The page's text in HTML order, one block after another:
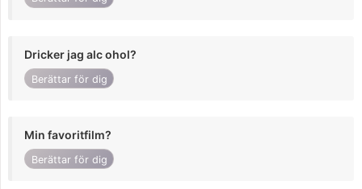
Dricker jag alc ohol?
Berättar för dig
Min favoritfilm?
Berättar för dig